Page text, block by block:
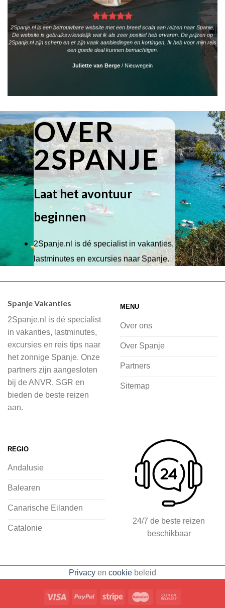
2Spanje.nl is een betrouwbare website met een breed scala aan reizen naar Spanje.
De website is gebruiksvriendelijk wat ik als zeer positief heb ervaren. De prijzen op
2Spanje.nl zijn scherp en er zijn vaak aanbiedingen en kortingen. Ik heb voor mijn reis
een goede deal kunnen bemachtigen.
Juliette van Berge / Nieuwegein
OVER
2SPANJE
Laat het avontuur
beginnen
2Spanje.nl is dé specialist in vakanties,
lastminutes en excursies naar Spanje.
Wij hebben een breed scala aan
of je nu wilt relaxen op het strand,
cultuur wilt ontdekken of avontuur zoekt
in de natuur.
Bij 2Spanje.nl begint de voorpret al
voordat je het vliegtuig instapt, door
inspiratie op te doen over dit zonnige
vliegvakantie zoeken en boeken bij
2Spanje.nl, met een team dat altijd
klaarstaat om eventuele vragen te
beantwoorden en ervoor te zorgen dat
jij met een gerust hart op vakantie kunt
accommodaties: resorts, hotels en
Eenvoudig
Spanje Vakanties
2Spanje.nl is dé specialist
in vakanties, lastminutes,
excursies en reis tips naar
het zonnige Spanje. Onze
partners zijn aangesloten
bij de ANVR, SGR en
bieden de beste reizen
aan.
MENU
Over ons
Over Spanje
Partners
Sitemap
REGIO
Andalusie
Balearen
Canarische Eilanden
Catalonie
24/7 de beste reizen
beschikbaar
Privacy en cookie beleid